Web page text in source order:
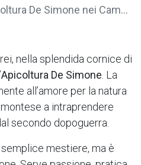
Campi Flegrei: tre generazioni di apicoltori
nella splendida cornice di
Apicoltura De Simone . La
all’amore per la natura
a intraprendere
secondo dopoguerra.
semplice mestiere, ma è